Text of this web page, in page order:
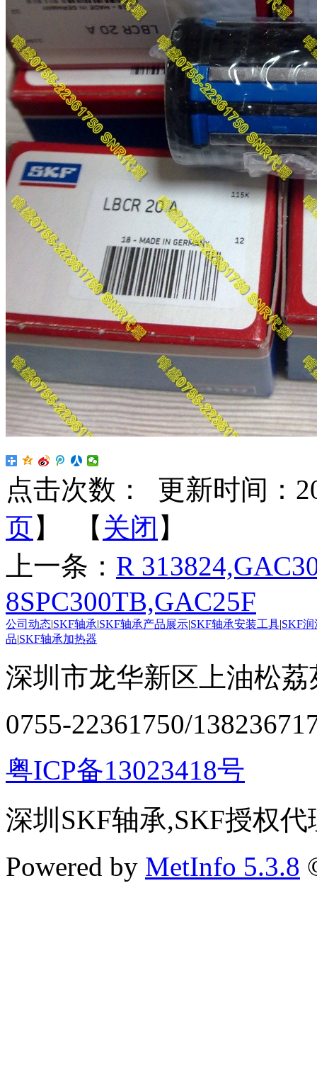
点击次数：
更新时间：
页】 【 关闭 】
上一条： R
8SPC300TB,GAC25F
公司动态|SKF轴承|SKF轴承产品展示|SKF轴承安装工具|SKF
品|SKF轴承加热器
深圳市龙华新区上油松
0755-22361750/
粤ICP备13023418号
深圳SKF轴承,SKF授权
Powered by MetInfo 5.3.8